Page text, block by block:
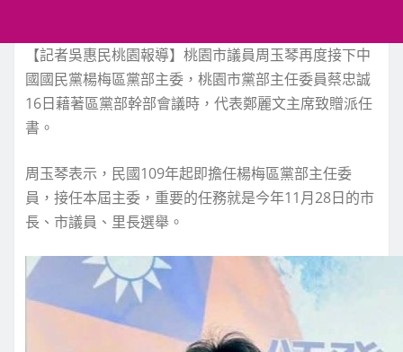
【記者吳惠民桃園報導】桃園市議員周玉琴再度接下中
國國民黨楊梅區黨部主委，桃園市黨部主任委員蔡忠誠
16日藉著區黨部幹部會議時，代表鄭麗文主席致贈派任
書。
周玉琴表示，民國109年起即擔任楊梅區黨部主任委
員，接任本屆主委，重要的任務就是今年11月28日的市
長、市議員、里長選舉。